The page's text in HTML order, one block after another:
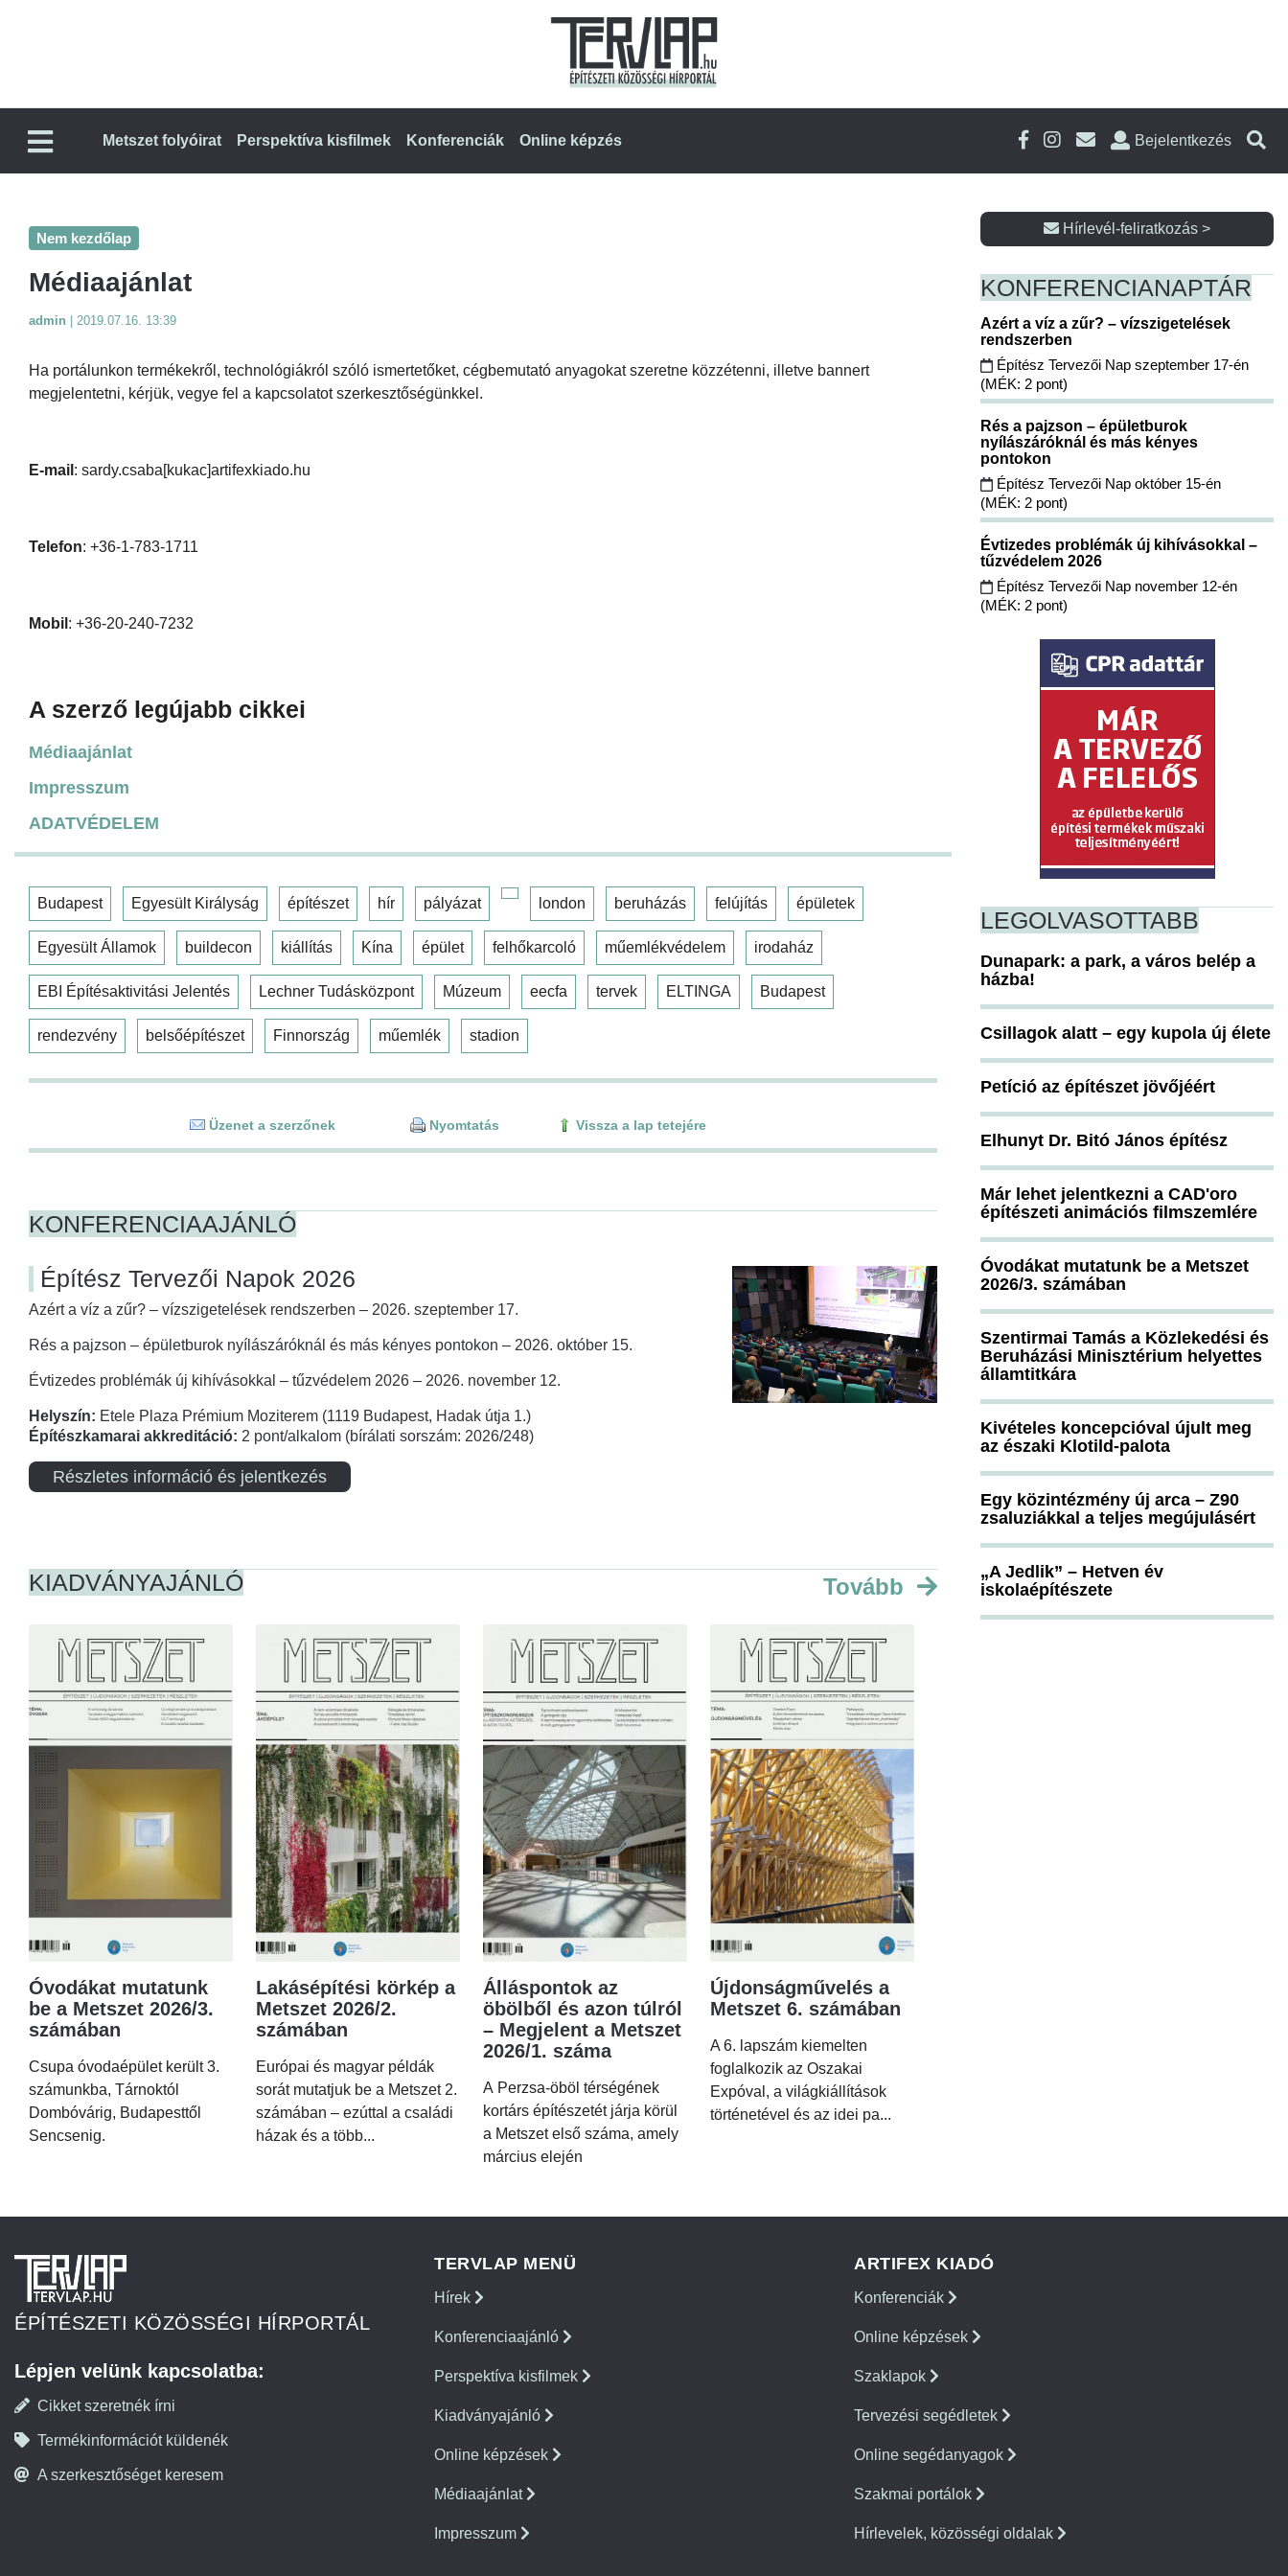
Metszet folyóirat Perspektíva kisfilmek Konferenciák Online képzés Bejelentkezés
Nem kezdőlap
Médiaajánlat
admin 2019.07.16. 13:39
Ha portálunkon termékekről, technológiákról szóló ismertetőket, cégbemutató anyagokat szeretne közzétenni, illetve bannert
megjelentetni, kérjük, vegye fel a kapcsolatot szerkesztőségünkkel.
E-mail : sardy.csaba[kukac]artifexkiado.hu
Telefon: +36-1-783-1711
Mobil : +36-20-240-7232
A szerző legújabb cikkei
Médiaajánlat
Impresszum
ADATVÉDELEM
Budapest Egyesült Királyság építészet hír pályázat london beruházás felújítás épületek
Egyesült Államok buildecon kiállítás Kína épület felhőkarcoló műemlékvédelem irodaház
EBI Építésaktivitási Jelentés Lechner Tudásközpont Múzeum eecfa tervek ELTINGA Budapest
rendezvény belsőépítészet Finnország műemlék stadion
Üzenet a szerzőnek Nyomtatás Vissza a lap tetejére
KONFERENCIAAJÁNLÓ
Építész Tervezői Napok 2026
Azért a víz a zűr? – vízszigetelések rendszerben – 2026. szeptember 17.
Rés a pajzson – épületburok nyílászáróknál és más kényes pontokon – 2026. október 15.
Évtizedes problémák új kihívásokkal – tűzvédelem 2026 – 2026. november 12.
Helyszín: Etele Plaza Prémium Moziterem (1119 Budapest, Hadak útja 1.)
Építészkamarai akkreditáció: 2 pont/alkalom (bírálati sorszám: 2026/248)
Részletes információ és jelentkezés
KIADVÁNYAJÁNLÓ Tovább
Óvodákat mutatunk
be a Metszet 2026/3.
számában
Csupa óvodaépület került 3.
számunkba, Tárnoktól
Dombóvárig, Budapesttől
Sencsenig.
Lakásépítési körkép a
Metszet 2026/2.
számában
Európai és magyar példák
sorát mutatjuk be a Metszet 2.
számában – ezúttal a családi
házak és a több...
Álláspontok az
öbölből és azon túlról
– Megjelent a Metszet
2026/1. száma
A Perzsa-öböl térségének
kortárs építészetét járja körül
a Metszet első száma, amely
március elején
Újdonságművelés a
Metszet 6. számában
A 6. lapszám kiemelten
foglalkozik az Oszakai
Expóval, a világkiállítások
történetével és az idei pa...
Hírlevél-feliratkozás >
KONFERENCIANAPTÁR
Azért a víz a zűr? – vízszigetelések
rendszerben
Építész Tervezői Nap szeptember 17-én
(MÉK: 2 pont)
Rés a pajzson – épületburok
nyílászáróknál és más kényes
pontokon
Építész Tervezői Nap október 15-én
(MÉK: 2 pont)
Évtizedes problémák új kihívásokkal –
tűzvédelem 2026
Építész Tervezői Nap november 12-én
(MÉK: 2 pont)
LEGOLVASOTTABB
Dunapark: a park, a város belép a
házba!
Csillagok alatt – egy kupola új élete
Petíció az építészet jövőjéért
Elhunyt Dr. Bitó János építész
Már lehet jelentkezni a CAD'oro
építészeti animációs filmszemlére
Óvodákat mutatunk be a Metszet
2026/3. számában
Szentirmai Tamás a Közlekedési és
Beruházási Minisztérium helyettes
államtitkára
Kivételes koncepcióval újult meg
az északi Klotild-palota
Egy közintézmény új arca – Z90
zsaluziákkal a teljes megújulásért
„A Jedlik” – Hetven év
iskolaépítészete
ÉPÍTÉSZETI KÖZÖSSÉGI HÍRPORTÁL
Lépjen velünk kapcsolatba:
Cikket szeretnék írni
Termékinformációt küldenék
A szerkesztőséget keresem
TERVLAP MENÜ
Hírek
Konferenciaajánló
Perspektíva kisfilmek
Kiadványajánló
Online képzések
Médiaajánlat
Impresszum
ARTIFEX KIADÓ
Konferenciák
Online képzések
Szaklapok
Tervezési segédletek
Online segédanyagok
Szakmai portálok
Hírlevelek, közösségi oldalak